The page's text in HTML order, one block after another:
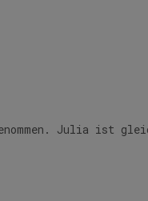
Julia ist